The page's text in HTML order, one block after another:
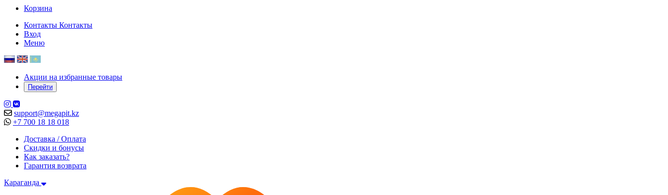
Корзина
Контакты Контакты
Вход
Меню
Акции на избранные товары
Перейти
support@megapit.kz
+7 700 18 18 018
Доставка / Оплата
Скидки и бонусы
Как заказать?
Гарантия возврата
Караганда